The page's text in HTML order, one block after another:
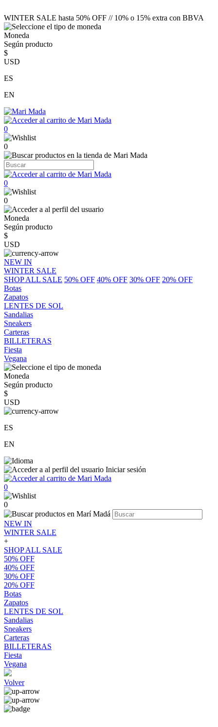
WINTER SALE hasta 50% OFF // 10% o 15% extra con BBVA
Moneda
Según producto
$
USD
ES
EN
0
0
0
0
Moneda
Según producto
$
USD
NEW IN
WINTER SALE
SHOP ALL SALE 50% OFF 40% OFF 30% OFF 20% OFF
Botas
Zapatos
LENTES DE SOL
Sandalias
Sneakers
Carteras
BILLETERAS
Fiesta
Vegana
Moneda
Según producto
$
USD
ES
EN
Iniciar sesión
0
0
NEW IN
WINTER SALE
+
SHOP ALL SALE
50% OFF
40% OFF
30% OFF
20% OFF
Botas
Zapatos
LENTES DE SOL
Sandalias
Sneakers
Carteras
BILLETERAS
Fiesta
Vegana
Volver